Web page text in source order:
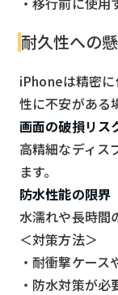
耐久性への
iPhoneは精密
性に不安がある
画面の破損リス
高精細なディス
ます。
防水性能の限界
水濡れや長時間
＜対策方法＞
・耐衝撃ケース
・防水対策が